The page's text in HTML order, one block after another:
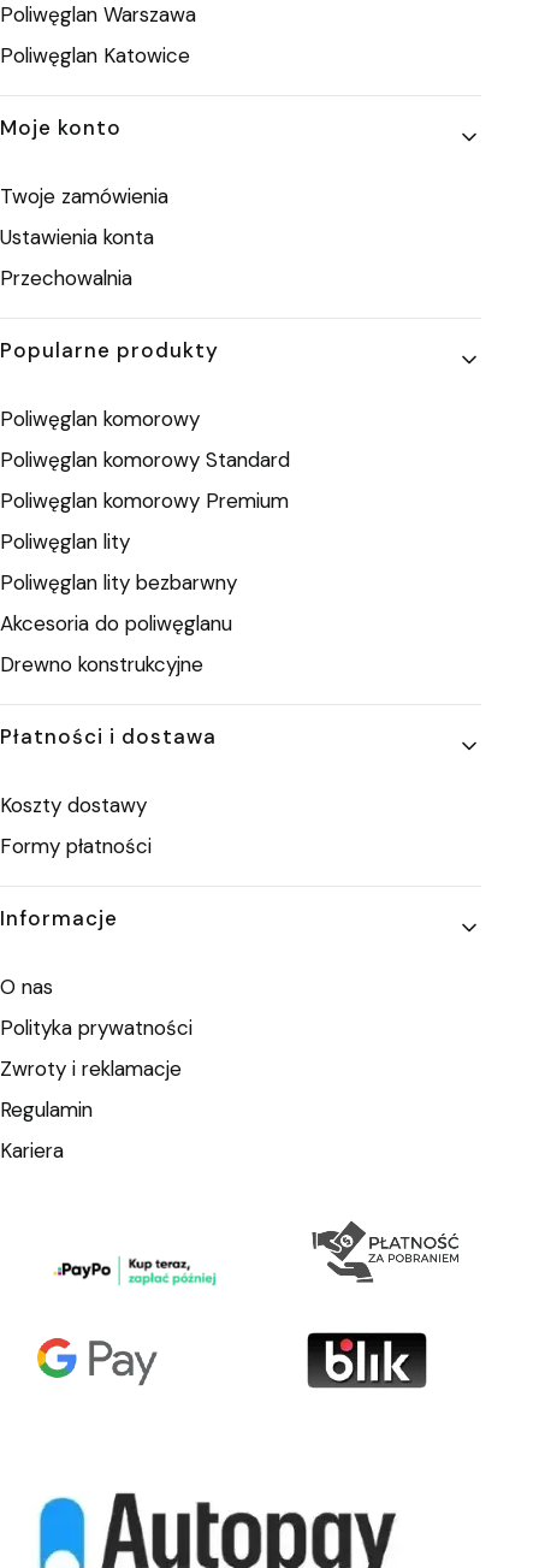
Poliwęglan Warszawa
Poliwęglan Katowice
Moje konto
Twoje zamówienia
Ustawienia konta
Przechowalnia
Popularne produkty
Poliwęglan komorowy
Poliwęglan komorowy Standard
Poliwęglan komorowy Premium
Poliwęglan lity
Poliwęglan lity bezbarwny
Akcesoria do poliwęglanu
Drewno konstrukcyjne
Płatności i dostawa
Koszty dostawy
Formy płatności
Informacje
O nas
Polityka prywatności
Zwroty i reklamacje
Regulamin
Kariera